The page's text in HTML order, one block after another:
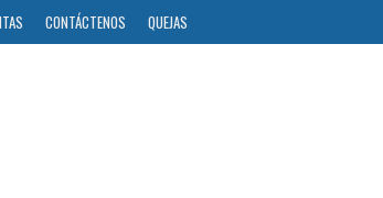
CONTÁCTENOS QUEJAS